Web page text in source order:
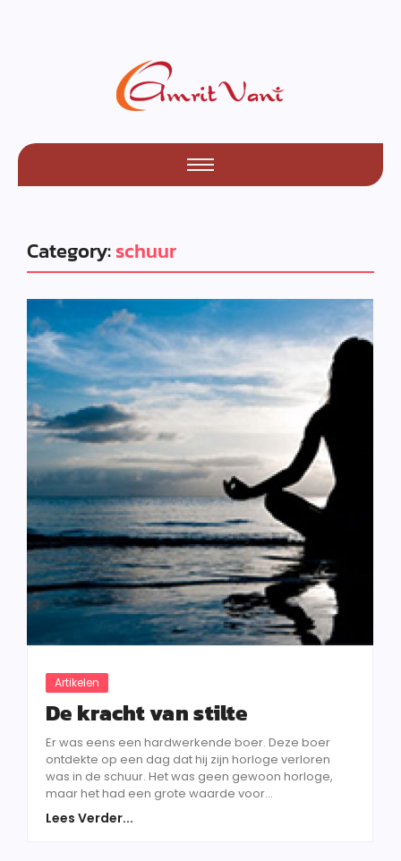
Category:schuur
Artikelen
De kracht van stilte
Er was eens een hardwerkende boer. Deze boer
ontdekte op een dag dat hij zijn horloge verloren
was in de schuur. Het was geen gewoon horloge,
maar het had een grote waarde voor...
Lees Verder...